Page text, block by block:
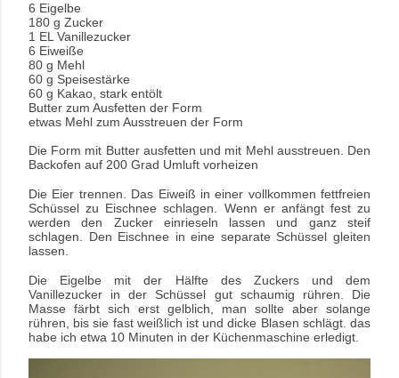
6 Eigelbe
180 g Zucker
1 EL Vanillezucker
6 Eiweiße
80 g Mehl
60 g Speisestärke
60 g Kakao, stark entölt
Butter zum Ausfetten der Form
etwas Mehl zum Ausstreuen der Form
Die Form mit Butter ausfetten und mit Mehl ausstreuen. Den
Backofen auf 200 Grad Umluft vorheizen
Die Eier trennen. Das Eiweiß in einer vollkommen fettfreien
Schüssel zu Eischnee schlagen. Wenn er anfängt fest zu
werden den Zucker einrieseln lassen und ganz steif
schlagen. Den Eischnee in eine separate Schüssel gleiten
lassen.
Die Eigelbe mit der Hälfte des Zuckers und dem
Vanillezucker in der Schüssel gut schaumig rühren. Die
Masse färbt sich erst gelblich, man sollte aber solange
rühren, bis sie fast weißlich ist und dicke Blasen schlägt. das
habe ich etwa 10 Minuten in der Küchenmaschine erledigt.